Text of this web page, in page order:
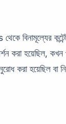
বিনামূল্যের
করা হয়েছিল,
করা হয়েছিল বা